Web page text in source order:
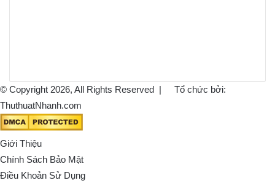
© Copyright 2026, All Rights Reserved |
Tổ chức bởi:
ThuthuatNhanh.com
Giới Thiệu
Chính Sách Bảo Mật
Điều Khoản Sử Dụng